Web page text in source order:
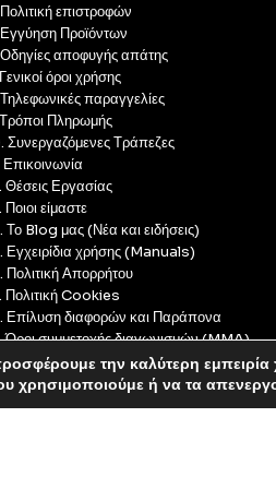
σκοπούς — καμία
επιστροφών
Προϊόντων
αποφυγής απάτης
όροι χρήσης
παραγγελίες
Πληρωμής
Συνεργαζόμενες Τράπεζες
Επικοινωνία
Θέσεις Εργασίας
Ποιοι είμαστε
Το Blog μας (Νέα και ειδήσεις)
Εγχειρίδια χρήσης (Manuals)
Πολιτική Απορρήτου
Πολιτική Cookies
Επίλυση διαφορών και Παράπονα
Όροι συμμετοχής διαγωνισμών (MMA)
GDPR Compliantτην καλύτερη
χρησιμοποιούμε ή να τα